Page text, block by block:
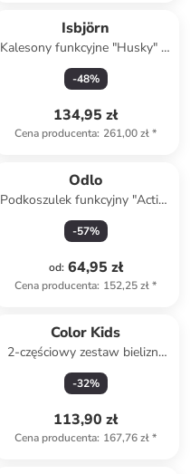
Isbjörn
Kalesony funkcyjne "Husky" w
kolorze szarym
-48%
134,95 zł
Cena producenta: 261,00 zł*
Odlo
Podkoszulek funkcyjny "Active
Warm Eco" w kolorze
czerwonym
-57%
od: 64,95 zł
Cena producenta: 152,25 zł*
Color Kids
2-częściowy zestaw bielizny
funkcyjnej w kolorze czarnym
-32%
113,90 zł
Cena producenta: 167,76 zł*